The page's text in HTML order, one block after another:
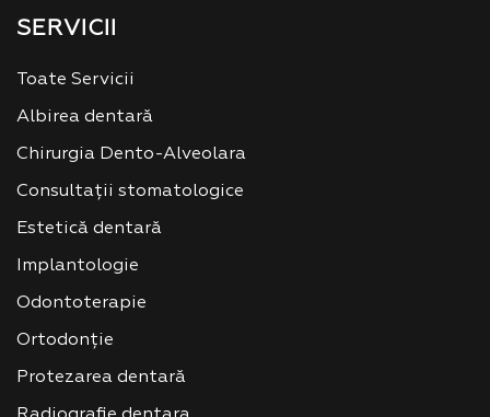
SERVICII
Toate Servicii
Albirea dentară
Chirurgia Dento-Alveolara
Consultații stomatologice
Estetică dentară
Implantologie
Odontoterapie
Ortodonție
Protezarea dentară